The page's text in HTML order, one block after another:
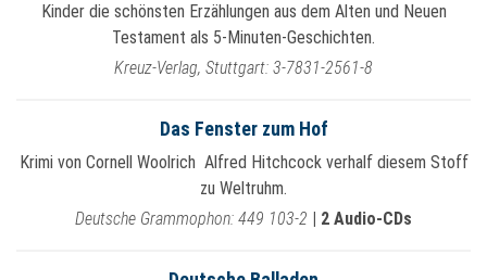
Kinder die schönsten Erzählungen aus dem Alten und Neuen
Testament als 5-Minuten-Geschichten.
Kreuz-Verlag, Stuttgart: 3-7831-2561-8
Das Fenster zum Hof
Krimi von Cornell Woolrich Alfred Hitchcock verhalf diesem Stoff
zu Weltruhm.
Deutsche Grammophon: 449 103-2 | 2 Audio-CDs